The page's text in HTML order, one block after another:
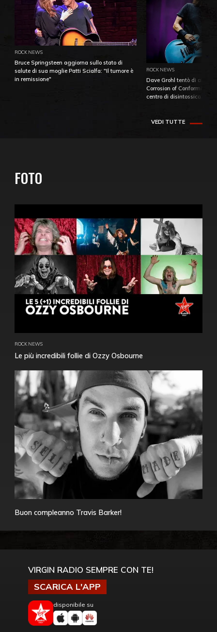
ROCK NEWS
Bruce Springsteen aggiorna sullo stato di
salute di sua moglie Patti Scialfa: "Il tumore è
in remissione"
ROCK NEWS
Dave Grohl tentò di
Corrosion of Conformity
centro di
VEDI TUTTE
FOTO
ROCK NEWS
Le più incredibili follie di Ozzy Osbourne
Buon compleanno Travis Barker!
VIRGIN RADIO SEMPRE CON TE!
SCARICA L'APP
disponibile su